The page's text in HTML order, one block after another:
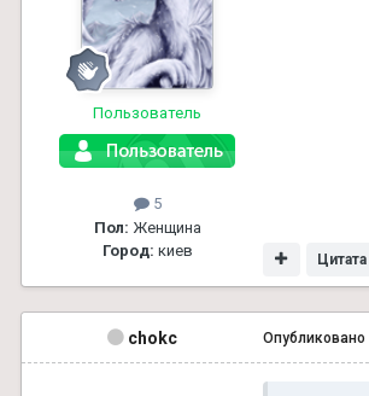
Пользователь
5
Пол: Женщина
Город: киев
Цитата
chokc Опубликовано